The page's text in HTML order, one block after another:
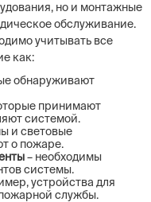
но и монтажные
обслуживание.
учитывать все
как:
обнаруживают
принимают
системой.
и световые
о пожаре.
– необходимы
системы.
устройства для
службы.